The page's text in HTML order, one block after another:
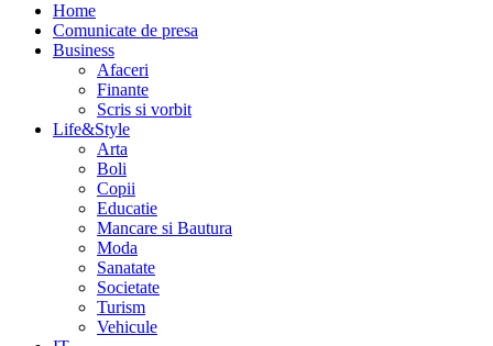
Home
Comunicate de presa
Business
Afaceri
Finante
Scris si vorbit
Life&Style
Arta
Boli
Copii
Educatie
Mancare si Bautura
Moda
Sanatate
Societate
Turism
Vehicule